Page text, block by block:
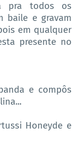
pra todos os
baile e gravam
em qualquer
presente no
e compôs
Honeyde e